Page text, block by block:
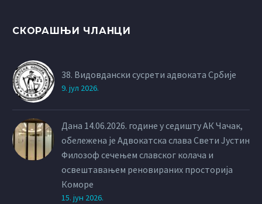
СКОРАШЊИ ЧЛАНЦИ
38. Видовдански сусрети адвоката Србије
9. јул 2026.
Дана 14.06.2026. године у седишту АК Чачак,
обележена је Адвокатска слава Свети Јустин
Филозоф сечењем славског колача и
освештавањем реновираних просторија
Коморе
15. јун 2026.